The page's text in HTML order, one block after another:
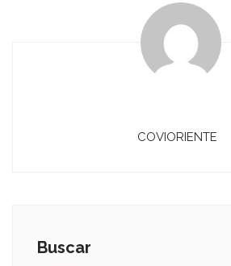
COVIORIENTE
Buscar